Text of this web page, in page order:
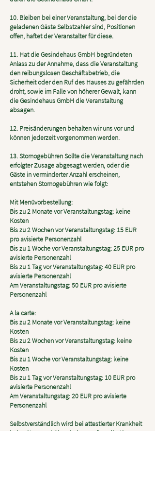
10. Bleiben bei einer Veranstaltung, bei der die
geladenen Gäste Selbstzahler sind, Positionen
offen, haftet der Veranstalter für diese.
11. Hat die Gesindehaus GmbH begründeten
Anlass zu der Annahme, dass die Veranstaltung
den reibungslosen Geschäftsbetrieb, die
Sicherheit oder den Ruf des Hauses zu gefährden
droht, sowie im Falle von höherer Gewalt, kann
die Gesindehaus GmbH die Veranstaltung
absagen.
12. Preisänderungen behalten wir uns vor und
können jederzeit vorgenommen werden.
13. Stornogebühren Sollte die Veranstaltung nach
erfolgter Zusage abgesagt werden, oder die
Gäste in verminderter Anzahl erscheinen,
entstehen Stornogebühren wie folgt:
Mit Menüvorbestellung:
Bis zu 2 Monate vor Veranstaltungstag: keine
Kosten
Bis zu 2 Wochen vor Veranstaltungstag: 15 EUR
pro avisierte Personenzahl
Bis zu 1 Woche vor Veranstaltungstag: 25 EUR pro
avisierte Personenzahl
Bis zu 1 Tag vor Veranstaltungstag: 40 EUR pro
avisierte Personenzahl
Am Veranstaltungstag: 50 EUR pro avisierte
Personenzahl
A la carte:
Bis zu 2 Monate vor Veranstaltungstag: keine
Kosten
Bis zu 2 Wochen vor Veranstaltungstag: keine
Kosten
Bis zu 1 Woche vor Veranstaltungstag: keine
Kosten
Bis zu 1 Tag vor Veranstaltungstag: 10 EUR pro
avisierte Personenzahl
Am Veranstaltungstag: 20 EUR pro avisierte
Personenzahl
Selbstverständlich wird bei attestierter Krankheit
keine Stornogebühr erhoben, sofern die Absage